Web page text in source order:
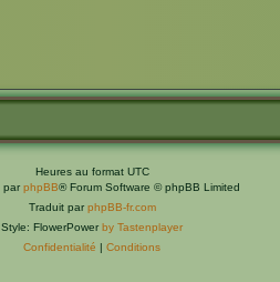
Heures au format UTC
par phpBB® Forum Software © phpBB Limited
Traduit par phpBB-fr.com
Style: FlowerPower by Tastenplayer
Confidentialité
Conditions